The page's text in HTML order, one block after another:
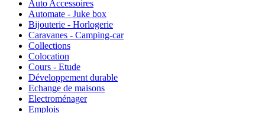
Auto Accessoires
Automate - Juke box
Bijouterie - Horlogerie
Caravanes - Camping-car
Collections
Colocation
Cours - Etude
Développement durable
Echange de maisons
Electroménager
Emplois